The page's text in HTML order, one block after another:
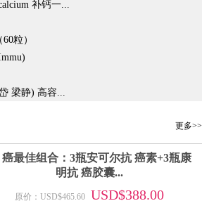
补钙一...
粒）
梁静) 高容...
更多>>
癌最佳组合：3瓶安可尔抗 癌素+3瓶康
明抗 癌胶囊...
原价：USD$465.60 USD$388.00